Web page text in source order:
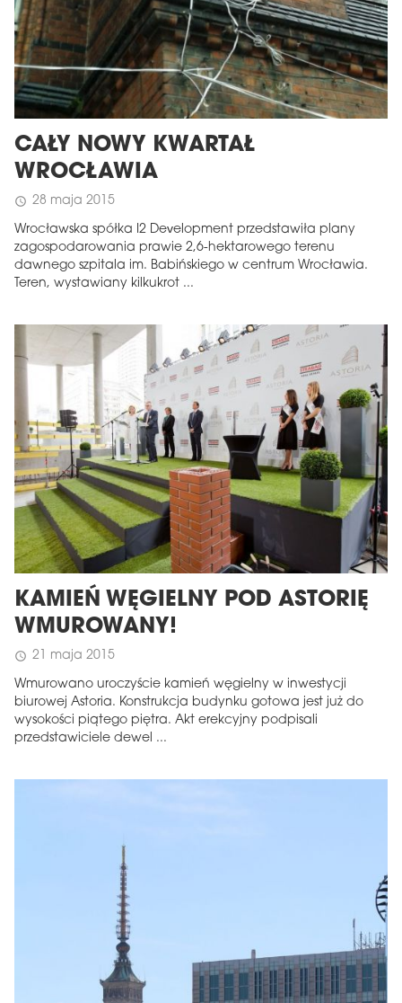
CAŁY NOWY KWARTAŁ
WROCŁAWIA
schedule 28 maja 2015
Wrocławska spółka I2 Development przedstawiła plany
zagospodarowania prawie 2,6-hektarowego terenu
dawnego szpitala im. Babińskiego w centrum Wrocławia.
Teren, wystawiany kilkukrot ...
KAMIEŃ WĘGIELNY POD ASTORIĘ
WMUROWANY!
schedule 21 maja 2015
Wmurowano uroczyście kamień węgielny w inwestycji
biurowej Astoria. Konstrukcja budynku gotowa jest już do
wysokości piątego piętra. Akt erekcyjny podpisali
przedstawiciele dewel ...